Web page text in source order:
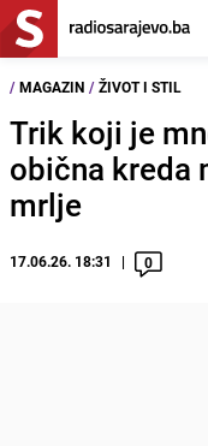
/ MAGAZIN / ŽIVOT I STIL
Trik koji je
obična kreda
mrlje
17.06.26. 18:31 0